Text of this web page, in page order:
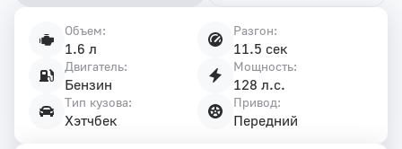
Объем:
1.6 л
Разгон:
11.5 сек
Двигатель:
Бензин
Мощность:
128 л.с.
Тип кузова:
Хэтчбек
Привод:
Передний